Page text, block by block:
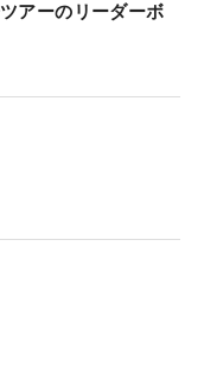
アーのリーダーボ